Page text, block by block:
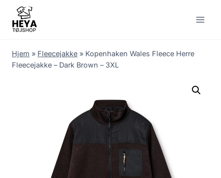
content
Hjem » Fleecejakke » Kopenhaken Wales Fleece Herre
Fleecejakke – Dark Brown – 3XL